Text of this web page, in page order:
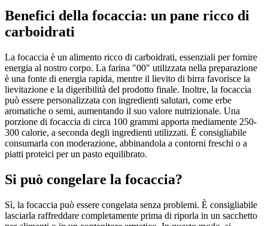
Benefici della focaccia: un pane ricco di
carboidrati
La focaccia è un alimento ricco di carboidrati, essenziali per fornire
energia al nostro corpo. La farina "00" utilizzata nella preparazione
è una fonte di energia rapida, mentre il lievito di birra favorisce la
lievitazione e la digeribilità del prodotto finale. Inoltre, la focaccia
può essere personalizzata con ingredienti salutari, come erbe
aromatiche o semi, aumentando il suo valore nutrizionale. Una
porzione di focaccia di circa 100 grammi apporta mediamente 250-
300 calorie, a seconda degli ingredienti utilizzati. È consigliabile
consumarla con moderazione, abbinandola a contorni freschi o a
piatti proteici per un pasto equilibrato.
Si può congelare la focaccia?
Sì, la focaccia può essere congelata senza problemi. È consigliabile
lasciarla raffreddare completamente prima di riporla in un sacchetto